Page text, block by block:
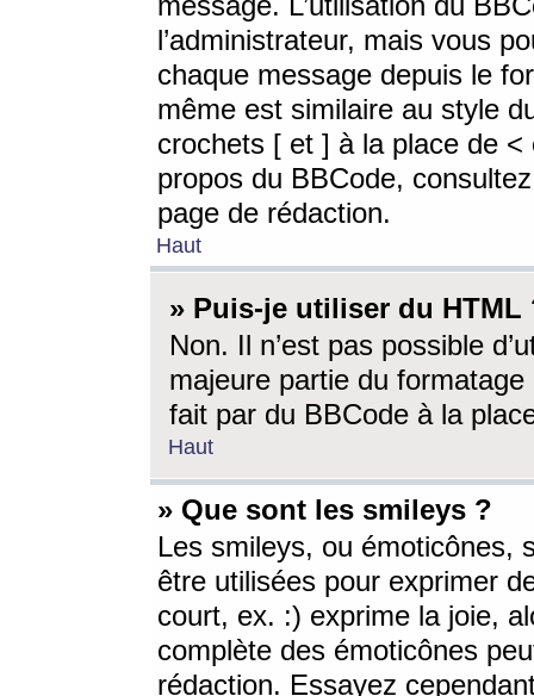
l’administrateur, mais vous
chaque message depuis le
même est similaire au style
crochets [ et ] à la place de <
propos du BBCode,
page de rédaction.
Haut
» Puis-je utiliser du HTML
Non. Il n’est pas possible
majeure partie du
fait par du BBCode à la
Haut
» Que sont les smileys ?
Les smileys, ou émoticônes,
être utilisées pour exprimer
court, ex. :) exprime la joie,
complète des émoticônes
rédaction. Essayez